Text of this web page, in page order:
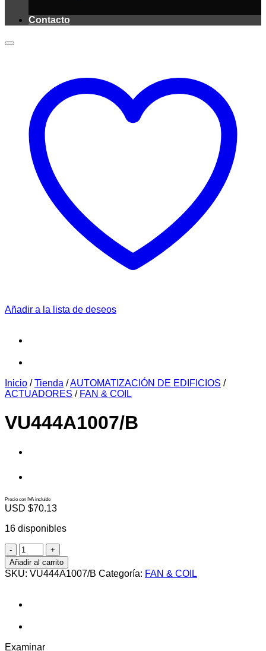
Contacto
Añadir a la lista de deseos
Inicio / Tienda /AUTOMATIZACIÓN DE EDIFICIOS /
ACTUADORES / FAN & COIL
VU444A1007/B
Precio con IVA incluido
USD $70.13
16 disponibles
VU444A1007/B
cantidad
Añadir al carrito
SKU: VU444A1007/B Categoría: FAN & COIL
Examinar